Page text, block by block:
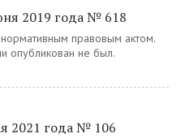
2019 года № 618
нормативным правовым актом.
опубликован не был.
2021 года № 106